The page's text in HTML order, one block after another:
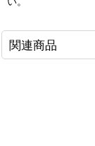
関連商品